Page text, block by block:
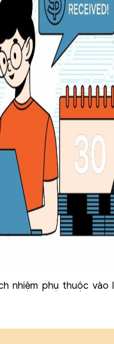
nhiệm phụ thuộc vào